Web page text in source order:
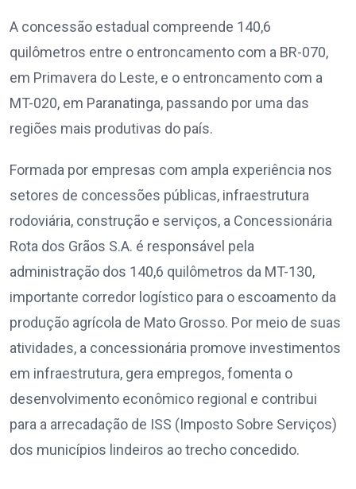
A concessão estadual compreende 140,6
quilômetros entre o entroncamento com a BR-070,
em Primavera do Leste, e o entroncamento com a
MT-020, em Paranatinga, passando por uma das
regiões mais produtivas do país.
Formada por empresas com ampla experiência nos
setores de concessões públicas, infraestrutura
rodoviária, construção e serviços, a Concessionária
Rota dos Grãos S.A. é responsável pela
administração dos 140,6 quilômetros da MT-130,
importante corredor logístico para o escoamento da
produção agrícola de Mato Grosso. Por meio de suas
atividades, a concessionária promove investimentos
em infraestrutura, gera empregos, fomenta o
desenvolvimento econômico regional e contribui
para a arrecadação de ISS (Imposto Sobre Serviços)
dos municípios lindeiros ao trecho concedido.